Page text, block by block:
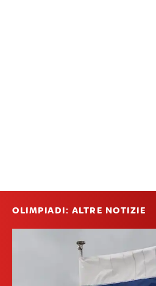
OLIMPIADI: ALTRE NOTIZIE